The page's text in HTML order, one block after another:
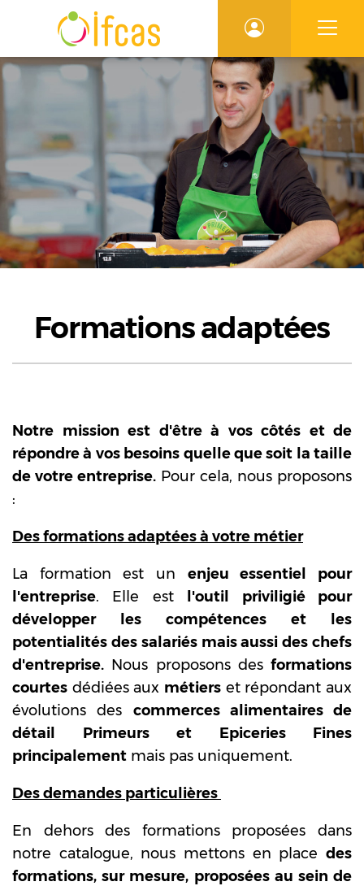
Formations adaptées
Notre mission est d'être à vos côtés et de
répondre à vos besoins quelle que soit la taille
de votre entreprise. Pour cela, nous proposons
:
Des formations adaptées à votre métier
La formation est un enjeu essentiel pour
l'entreprise. Elle est
l'outil priviligié pour
développer les compétences et les
potentialités des salariés mais aussi des chefs
d'entreprise. Nous proposons des formations
courtes dédiées aux métiers et répondant aux
évolutions des commerces alimentaires de
détail Primeurs et Epiceries Fines
principalement mais pas uniquement.
Des demandes particulières
En dehors des formations proposées dans
notre catalogue, nous mettons en place des
formations, sur mesure, proposées au sein de